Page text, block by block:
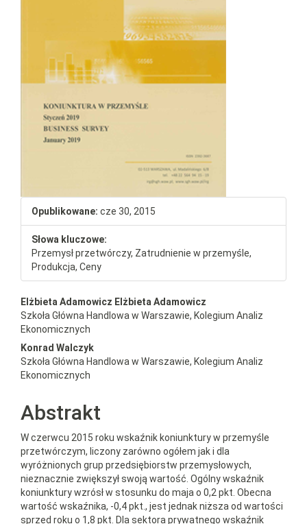
Opublikowane: cze 30, 2015
Słowa kluczowe:
Przemysł przetwórczy, Zatrudnienie w przemyśle,
Produkcja, Ceny
Elżbieta Adamowicz Elżbieta Adamowicz
Szkoła Główna Handlowa w Warszawie, Kolegium Analiz
Ekonomicznych
Konrad Walczyk
Szkoła Główna Handlowa w Warszawie, Kolegium Analiz
Ekonomicznych
Abstrakt
W czerwcu 2015 roku wskaźnik koniunktury w przemyśle
przetwórczym, liczony zarówno ogółem jak i dla
wyróżnionych grup przedsiębiorstw przemysłowych,
nieznacznie zwiększył swoją wartość. Ogólny wskaźnik
koniunktury wzrósł w stosunku do maja o 0,2 pkt. Obecna
wartość wskaźnika, -0,4 pkt., jest jednak niższa od wartości
sprzed roku o 1,8 pkt. Dla sektora prywatnego wskaźnik